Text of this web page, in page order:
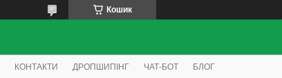
Кошик
КОНТАКТИ ДРОПШИПІНГ ЧАТ-БОТ БЛОГ